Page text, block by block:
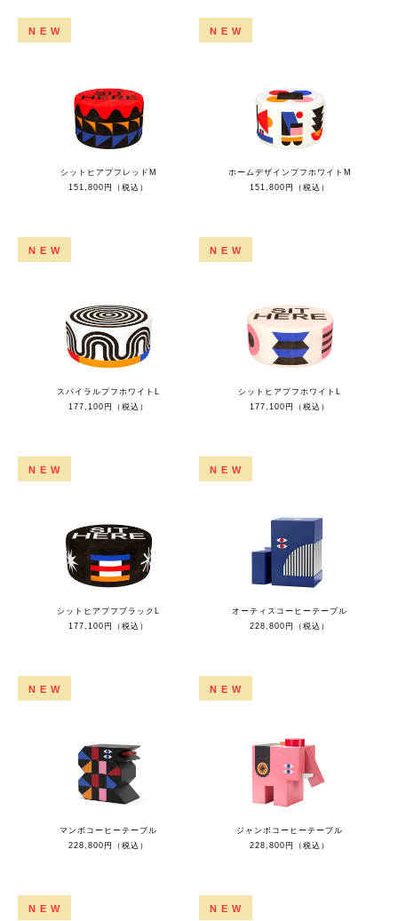
NEW
シットヒアプフレッドM
151,800円（税込）
NEW
ホームデザインプフホワイトM
151,800円（税込）
NEW
スパイラルプフホワイトL
177,100円（税込）
NEW
シットヒアプフホワイトL
177,100円（税込）
NEW
シットヒアプフブラックL
177,100円（税込）
NEW
オーティスコーヒーテーブル
228,800円（税込）
NEW
マンボコーヒーテーブル
228,800円（税込）
NEW
ジャンボコーヒーテーブル
228,800円（税込）
NEW NEW